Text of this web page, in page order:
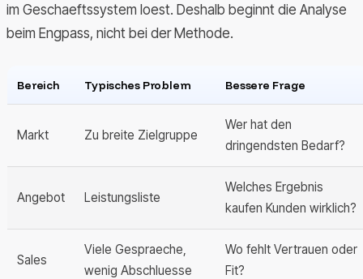
im Geschaeftssystem loest. Deshalb beginnt die Analyse
beim Engpass, nicht bei der Methode.
Bereich Typisches Problem Bessere Frage
Markt Zu breite Zielgruppe
Wer hat den
dringendsten Bedarf?
Angebot Leistungsliste
Welches Ergebnis
kaufen Kunden wirklich?
Sales
Viele Gespraeche,
wenig Abschluesse
Wo fehlt Vertrauen oder
Fit?